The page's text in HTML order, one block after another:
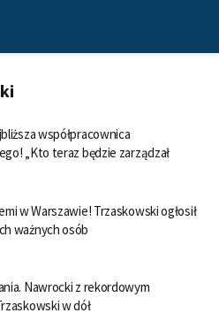
współpracownica
„Kto teraz będzie zarządzał
w Warszawie! Trzaskowski ogłosił
ważnych osób
Nawrocki z rekordowym
w dół